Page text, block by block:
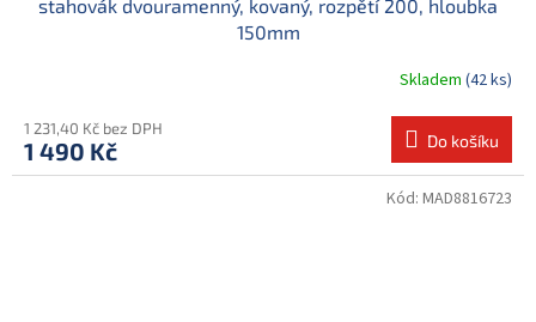
stahovák dvouramenný, kovaný, rozpětí 200, hloubka
150mm
Skladem (42 ks)
1 231,40 Kč bez DPH
1 490 Kč Do košíku
Kód: MAD8816723